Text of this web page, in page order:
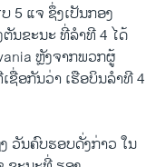
5 ແຈ ຊຶ່ງເປັນກອງ
ນຂະນະ ທີ່ລຳທີ 4 ໄດ້
ຫຼັງຈາກພວກຜູ້
ຊື່ອກັນວ່າ ເຮືອບິນລຳທີ 4
ວັນຄົບຮອບດັ່ງກ່າວ ໃນ